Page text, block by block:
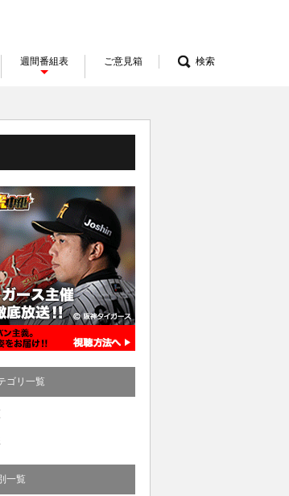
週間番組表 ご意見箱 検索
ゴリ一覧
一覧